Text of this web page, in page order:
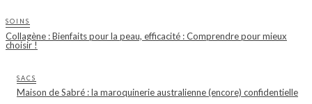
SOINS
Collagène : Bienfaits pour la peau, efficacité : Comprendre pour mieux
choisir !
SACS
Maison de Sabré : la maroquinerie australienne (encore) confidentielle